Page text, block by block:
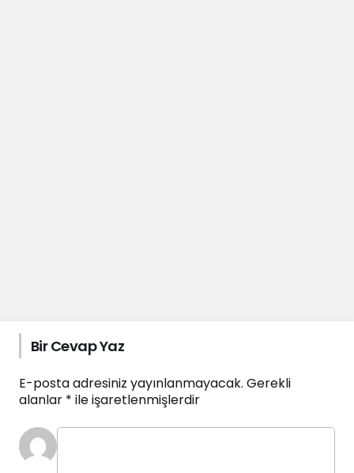
Bir Cevap Yaz
E-posta adresiniz yayınlanmayacak. Gerekli
alanlar * ile işaretlenmişlerdir